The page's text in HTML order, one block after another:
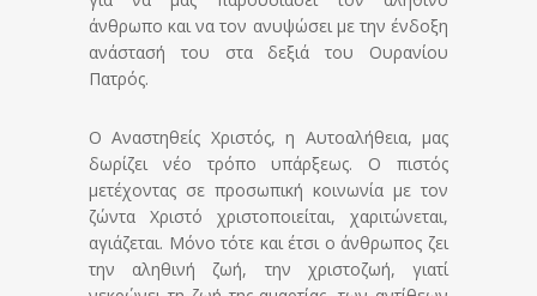
άνθρωπο και να τον ανυψώσει με την ένδοξη
ανάστασή του στα δεξιά του Ουρανίου
Πατρός.
Ο Αναστηθείς Χριστός, η Αυτοαλήθεια, μας
δωρίζει νέο τρόπο υπάρξεως. Ο πιστός
μετέχοντας σε προσωπική κοινωνία με τον
ζώντα Χριστό χριστοποιείται, χαριτώνεται,
αγιάζεται. Μόνο τότε και έτσι ο άνθρωπος ζει
την αληθινή ζωή, την χριστοζωή, γιατί